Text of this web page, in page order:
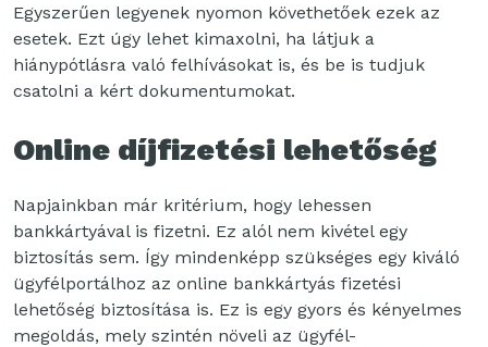
Egyszerűen legyenek nyomon követhetőek ezek az
esetek. Ezt úgy lehet kimaxolni, ha látjuk a
hiánypótlásra való felhívásokat is, és be is tudjuk
csatolni a kért dokumentumokat.
Online díjfizetési lehetőség
Napjainkban már kritérium, hogy lehessen
bankkártyával is fizetni. Ez alól nem kivétel egy
biztosítás sem. Így mindenképp szükséges egy kiváló
ügyfélportálhoz az online bankkártyás fizetési
lehetőség biztosítása is. Ez is egy gyors és kényelmes
megoldás, mely szintén növeli az ügyfél-